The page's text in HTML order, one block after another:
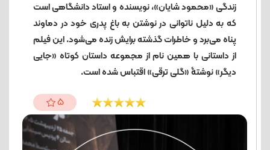
زندگی «محمود شایان»، نویسنده و استاد دانشگاهی است
که به دلیل ناتوانی در نوشتن به باغ پدری خود در دماوند
پناه می‌برد و خاطرات گذشته برایش زنده می‌شود. این فیلم
از داستانی با همین نام از مجموعه داستان کوتاه «جایی
دیگر» نوشتۀ «گلی ترقی» اقتباس شده است.
5